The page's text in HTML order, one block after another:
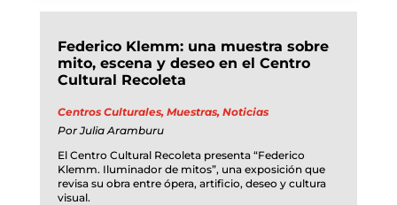
Federico Klemm: una muestra sobre
mito, escena y deseo en el Centro
Cultural Recoleta
Centros Culturales, Muestras, Noticias
PorJulia Aramburu
El Centro Cultural Recoleta presenta “Federico
Klemm. Iluminador de mitos”, una exposición que
revisa su obra entre ópera, artificio, deseo y cultura
visual.